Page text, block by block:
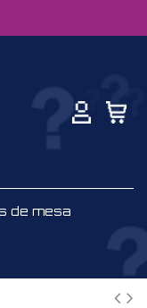
de mesa